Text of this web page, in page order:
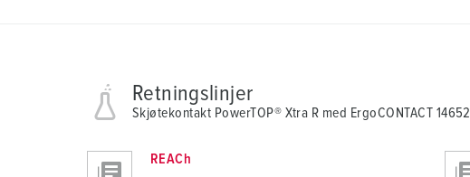
Retningslinjer
Skjøtekontakt PowerTOP® Xtra R med ErgoCONTACT 14652
REACh